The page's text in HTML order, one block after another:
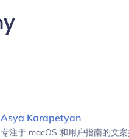
Asya Karapetyan
专注于 macOS 和用户指南的文案